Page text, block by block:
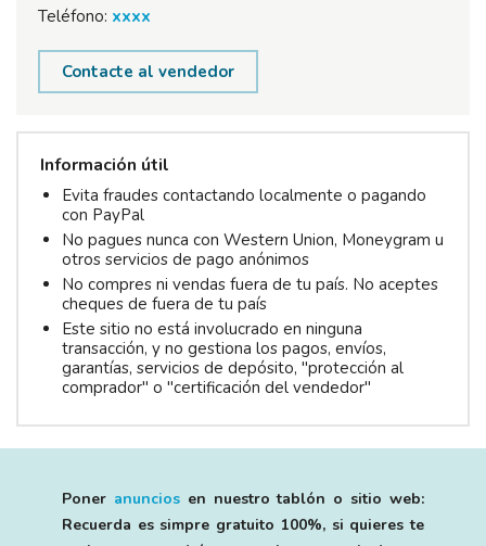
Teléfono: xxxx
Contacte al vendedor
Información útil
Evita fraudes contactando localmente o pagando
con PayPal
No pagues nunca con Western Union, Moneygram u
otros servicios de pago anónimos
No compres ni vendas fuera de tu país. No aceptes
cheques de fuera de tu país
Este sitio no está involucrado en ninguna
transacción, y no gestiona los pagos, envíos,
garantías, servicios de depósito, "protección al
comprador" o "certificación del vendedor"
Poner anunciosen nuestro tablón o sitio web:
Recuerda es simpre gratuito 100%, si quieres te